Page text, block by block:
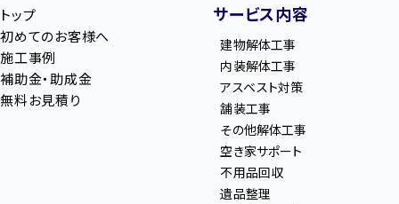
トップ
初めてのお客様へ
施工事例
補助金・助成金
無料お見積り
サービス内容
建物解体工事
内装解体工事
アスベスト対策
舗装工事
その他解体工事
空き家サポート
不用品回収
遺品整理